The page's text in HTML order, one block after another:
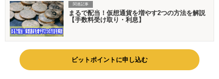
関連記事
まるで配当！仮想通貨を増やす2つの方法を解説
【手数料受け取り・利息】
ビットポイントに申し込む